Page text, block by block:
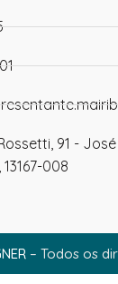
91 -
008
– Todos os